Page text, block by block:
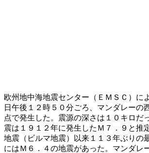
欧州地中海地震センター（ＥＭＳＣ）に
日午後１２時５０分ごろ、マンダレーの
点で発生した。震源の深さは１０キロだ
震は１９１２年に発生したＭ７．９と推
地震（ビルマ地震）以来１１３年ぶりの
にはＭ６．４の地震があった。マンダレ